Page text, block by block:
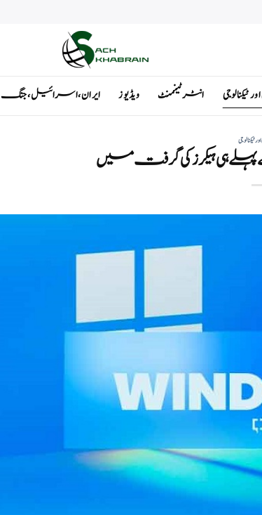
انٹرٹینمنٹ ویڈیوز ایران ، اسرائیل ، جنگ
ہی ہیکرز کی گرفت میں